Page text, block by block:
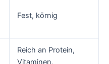
Fest, körnig
Reich an Protein,
Vitaminen,